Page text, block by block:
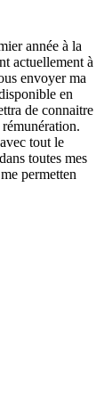
année à la
actuellement à
envoyer ma
en
de connaitre
tout le
toutes mes
permetten